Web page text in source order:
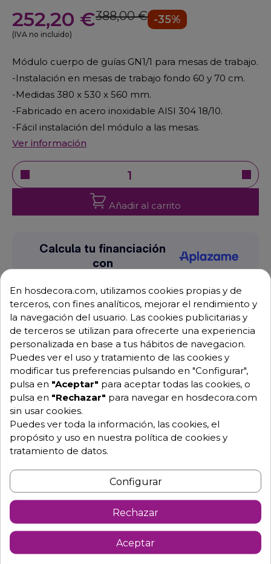
252,20 €388,00 € -35%
(IVA no incluido)
Módulo cuerpo de guías GN1/1 para mesas de trabajo.
-Instalación en mesas de trabajo fondo 60 y 70 cm.
-Medidas 380 x 530 x 560 mm.
-Fabricado en acero inoxidable AISI 304 18/10.
-Fácil instalación del módulo a las mesas.
Ver información
Añadir al carrito
(0)Déjanos tu opinión
Envío GRATUITO a partir de 500 € (IVA excl.)
Equipo de expertos a tu servicio.
Garantía mínima de 1 año.
Consulta tus dudas con nosotros.
976 25 59 91
info@hosdecora.com
Hablemos
En hosdecora.com, utilizamos cookies propias y de
terceros, con fines analíticos, mejorar el rendimiento y
la navegación del usuario. Las cookies publicitarias y
de terceros se utilizan para ofrecerte una experiencia
personalizada en base a tus hábitos de navegacion.
Puedes ver el uso y tratamiento de las cookies y
modificar tus preferencias pulsando en "Configurar",
pulsa en "Aceptar" para aceptar todas las cookies, o
pulsa en "Rechazar" para navegar en hosdecora.com
sin usar cookies.
Puedes ver toda la información, las cookies, el
propósito y uso en nuestra política de cookies y
tratamiento de datos.
Configurar
Rechazar
Aceptar